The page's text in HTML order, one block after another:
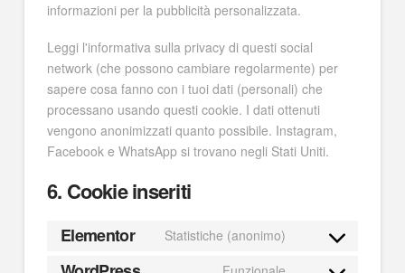
informazioni per la pubblicità personalizzata.
Leggi l'informativa sulla privacy di questi social
network (che possono cambiare regolarmente) per
sapere cosa fanno con i tuoi dati (personali) che
processano usando questi cookie. I dati ottenuti
vengono anonimizzati quanto possibile. Instagram,
Facebook e WhatsApp si trovano negli Stati Uniti.
6. Cookie inseriti
Elementor Statistiche (anonimo)